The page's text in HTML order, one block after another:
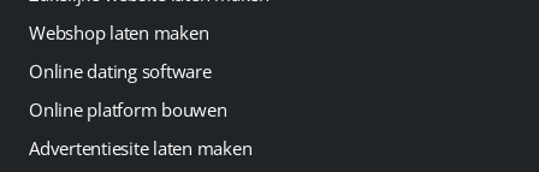
Webshop laten maken
Online dating software
Online platform bouwen
Advertentiesite laten maken